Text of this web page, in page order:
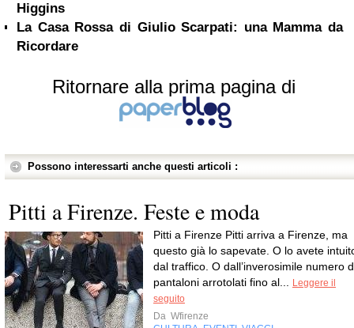
Higgins
La Casa Rossa di Giulio Scarpati: una Mamma da
Ricordare
Ritornare alla prima pagina di
Possono interessarti anche questi articoli :
Pitti a Firenze. Feste e moda
Pitti a Firenze Pitti arriva a Firenze, ma
questo già lo sapevate. O lo avete
dal traffico. O dall’inverosimile numero
pantaloni arrotolati fino al...
Leggere il
seguito
Da Wfirenze